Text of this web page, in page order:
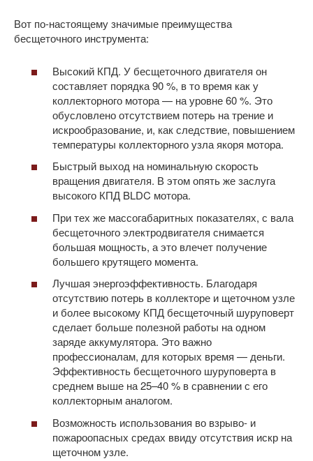
Вот по-настоящему значимые преимущества
бесщеточного инструмента:
Высокий КПД. У бесщеточного двигателя он
составляет порядка 90 %, в то время как у
коллекторного мотора — на уровне 60 %. Это
обусловлено отсутствием потерь на трение и
искрообразование, и, как следствие, повышением
температуры коллекторного узла якоря мотора.
Быстрый выход на номинальную скорость
вращения двигателя. В этом опять же заслуга
высокого КПД BLDC мотора.
При тех же массогабаритных показателях, с вала
бесщеточного электродвигателя снимается
большая мощность, а это влечет получение
большего крутящего момента.
Лучшая энергоэффективность. Благодаря
отсутствию потерь в коллекторе и щеточном узле
и более высокому КПД бесщеточный шуруповерт
сделает больше полезной работы на одном
заряде аккумулятора. Это важно
профессионалам, для которых время — деньги.
Эффективность бесщеточного шуруповерта в
среднем выше на 25–40 % в сравнении с его
коллекторным аналогом.
Возможность использования во взрыво- и
пожароопасных средах ввиду отсутствия искр на
щеточном узле.